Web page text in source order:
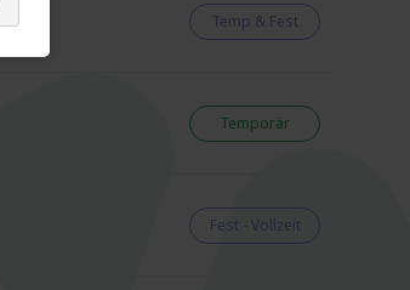
Temp & Fest
Temporär
Fest - Vollzeit